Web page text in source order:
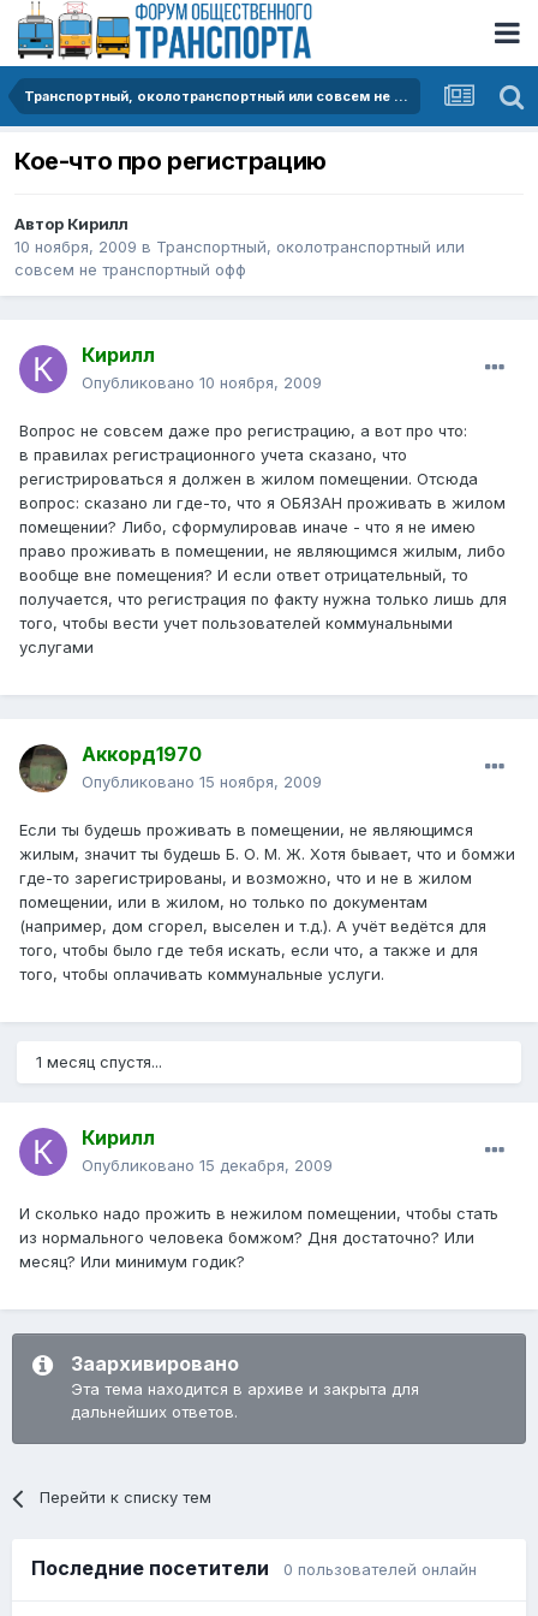
Транспортный, околотранспортный или совсем не транспортный офф
Кое-что про регистрацию
Автор Кирилл
10 ноября, 2009 в Транспортный, околотранспортный или
совсем не транспортный офф
Кирилл
Опубликовано 10 ноября, 2009
Вопрос не совсем даже про регистрацию, а вот про что:
в правилах регистрационного учета сказано, что
регистрироваться я должен в жилом помещении. Отсюда
вопрос: сказано ли где-то, что я ОБЯЗАН проживать в жилом
помещении? Либо, сформулировав иначе - что я не имею
право проживать в помещении, не являющимся жилым, либо
вообще вне помещения? И если ответ отрицательный, то
получается, что регистрация по факту нужна только лишь для
того, чтобы вести учет пользователей коммунальными
услугами
Аккорд1970
Опубликовано 15 ноября, 2009
Если ты будешь проживать в помещении, не являющимся
жилым, значит ты будешь Б. О. М. Ж. Хотя бывает, что и бомжи
где-то зарегистрированы, и возможно, что и не в жилом
помещении, или в жилом, но только по документам
(например, дом сгорел, выселен и т.д.). А учёт ведётся для
того, чтобы было где тебя искать, если что, а также и для
того, чтобы оплачивать коммунальные услуги.
1 месяц спустя...
Кирилл
Опубликовано 15 декабря, 2009
И сколько надо прожить в нежилом помещении, чтобы стать
из нормального человека бомжом? Дня достаточно? Или
месяц? Или минимум годик?
Заархивировано
Эта тема находится в архиве и закрыта для
дальнейших ответов.
Перейти к списку тем
Последние посетители 0 пользователей онлайн